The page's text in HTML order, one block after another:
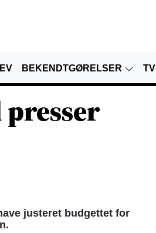
BEKENDTGØRELSER TV
justeret budgettet for